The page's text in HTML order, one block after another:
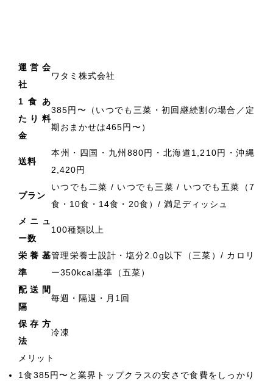
運営会
社
ワタミ株式会社
1食あ
たり料
金
385円〜（いつでも三菜・初回継続割の場合／定
期おまかせは465円〜）
送料
本州・四国・九州880円・北海道1,210円・沖縄
2,420円
プラン
いつでも二菜 / いつでも三菜 / いつでも五菜（7
食・10食・14食・20食）/ 満足ディッシュ
メニュ
ー数
100種類以上
栄養基
準
管理栄養士設計・塩分2.0g以下（三菜）/ カロリ
ー350kcal基準（五菜）
配送間
隔
毎週・隔週・月1回
保存方
法
冷凍
メリット
1食385円〜と業界トップクラスの安さで食費をしっかり